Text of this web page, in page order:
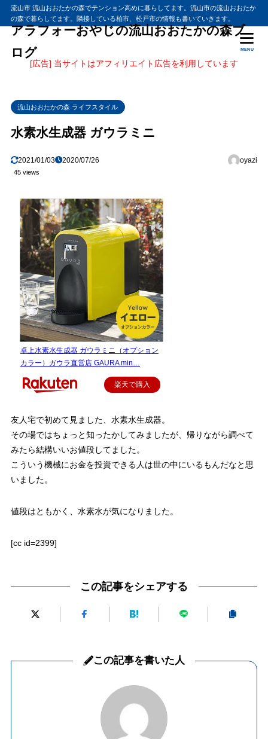
流山市 流山おおたかの森でテンション高めに暮らしてます。流山市の流山おおたか
の森で暮らしてます。隣接している柏市、松戸市の情報も書いていきます。
アラフォーおやじの流山おおたかの森ブ
ログ
MENU
[広告] 当サイトはアフィリエイト広告を利用しています
流山おおたかの森 ライフスタイル
水素水生成器 ガウラミニ
2021/01/03 2020/07/26 oyazi
45 views
卓上水素水生成器 ガウラミニ（オプション
カラー）ガウラ直営店 GAURA min…
楽天で購入
友人宅で初めて見ました、水素水生成器。
その場ではちょっと知ったかしてみましたが、帰りながら調べて
みたら結構いいお値段してました。
こういう機械にお金を投資できる人は世の中にいるもんだなと思
いました。
値段はともかく、水素水が気になりました。
[cc id=2399]
この記事をシェアする
この記事を書いた人